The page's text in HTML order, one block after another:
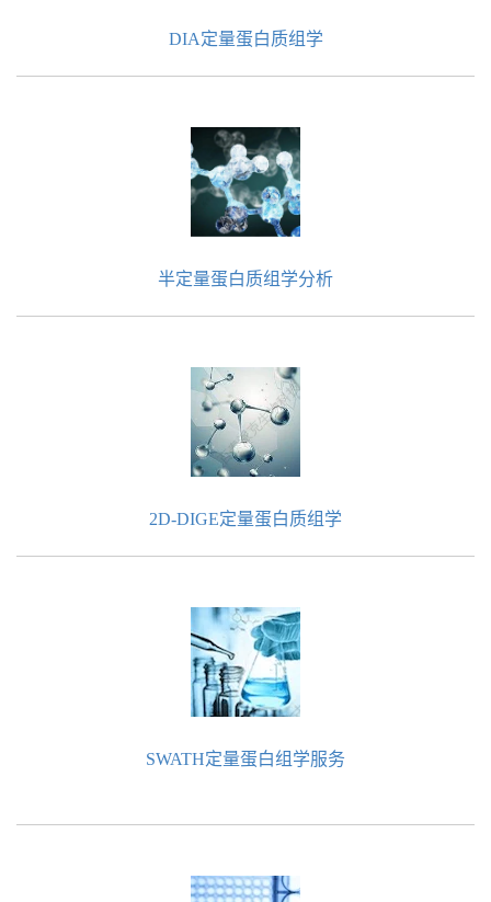
DIA定量蛋白质组学
半定量蛋白质组学分析
2D-DIGE定量蛋白质组学
SWATH定量蛋白组学服务